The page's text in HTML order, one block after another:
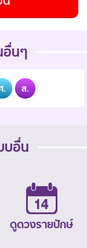
อื่นๆ
. ส.
บอื่น
ดูดวงรายปักษ์